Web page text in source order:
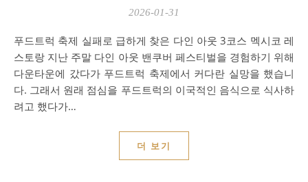
2026-01-31
푸드트럭 축제 실패로 급하게 찾은 다인 아웃 3코스 멕시코 레
스토랑 지난 주말 다인 아웃 밴쿠버 페스티벌을 경험하기 위해
다운타운에 갔다가 푸드트럭 축제에서 커다란 실망을 했습니
다. 그래서 원래 점심을 푸드트럭의 이국적인 음식으로 식사하
려고 했다가…
더 보기